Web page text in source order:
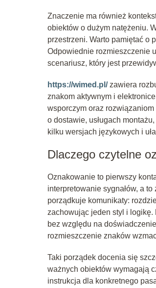
Znaczenie ma również
obiektów o dużym natężeniu.
przestrzeni. Warto pamiętać o
Odpowiednie rozmieszczenie
scenariusz, który jest
https://wimed.pl/zawiera
znakom aktywnym i
wsporczym oraz
o dostawie, usługach
kilku wersjach językowych i
Dlaczego czytelne
Oznakowanie to pierwszy
interpretowanie sygnałów, a
porządkuje komunikaty:
zachowując jeden styl i logikę.
bez względu na
rozmieszczenie znaków
Taki porządek docenia się
ważnych obiektów wymagają
instrukcja dla konkretnego